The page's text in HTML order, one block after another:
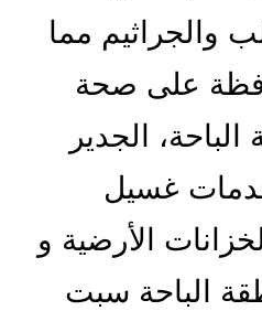
والجراثيم مما
على صحة
الجدير
خدمات غسيل
الأرضية و
الباحة سبت